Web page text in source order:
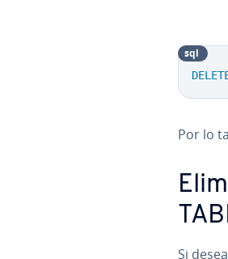
sql
Por lo
Si